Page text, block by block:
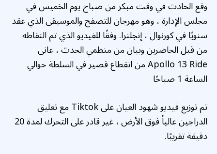
وقع الحادث في وقت مبكر من صباح يوم الخميس في
مجلس الإدارة ، وهو مهرجان للتصفح والموسيقى الذي عقد
سنويًا في كورنوال ، إنجلترا. وفقًا للفيديو الذي تم التقاطه
من قبل الحاضرين وبيان من منظمي الحدث ، عانى
Apollo 13 Ride من انقطاع قصير في السلطة حوالي
الساعة 1 صباحًا
تم توزيع فيديو شهود العيان على Tiktok مع تعليق
الدراجين عالياً فوق الأرض ، غير قادر على التحرك لمدة 20
دقيقة تقريبًا.